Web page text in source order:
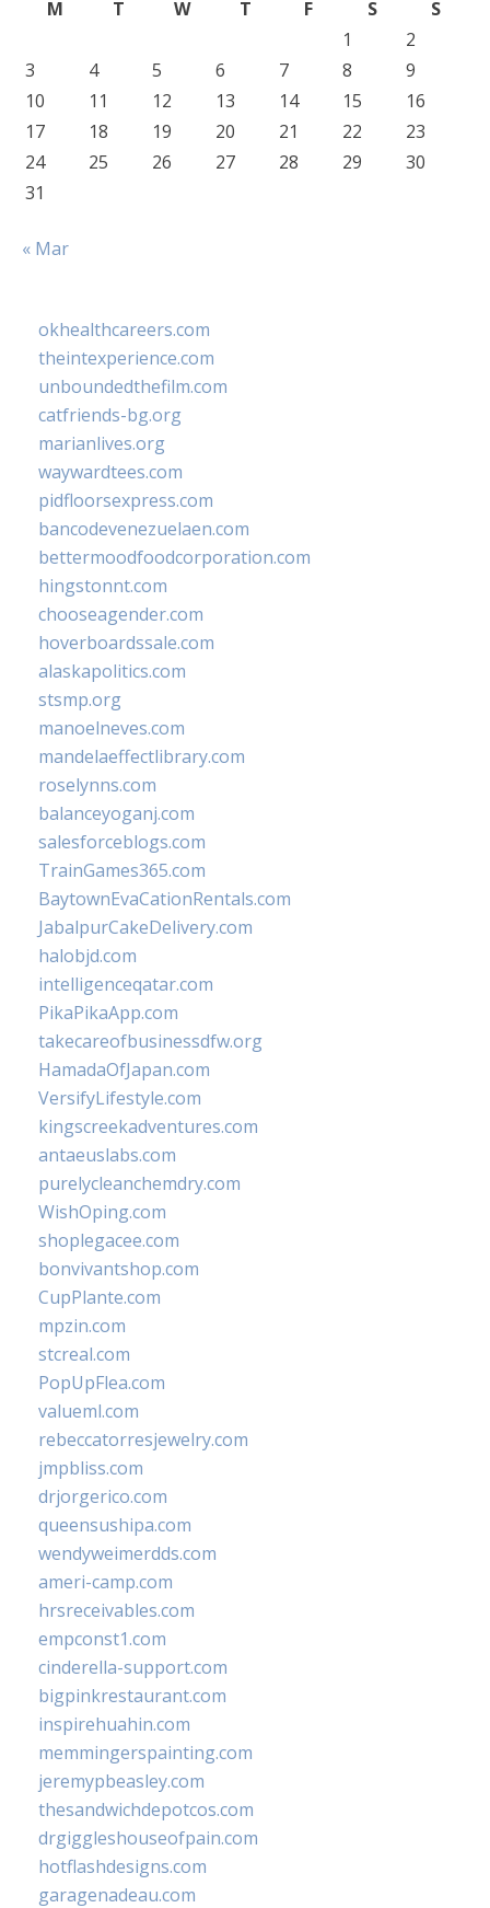
M T W T F S
S
1
2
3
4 5 6 7 8
9
10
11 12 13 14 15
16
17
18 19 20 21 22
23
24
25 26 27 28 29
30
31
« Mar
okhealthcareers.com
theintexperience.com
unboundedthefilm.com
catfriends-bg.org
marianlives.org
waywardtees.com
pidfloorsexpress.com
bancodevenezuelaen.com
bettermoodfoodcorporation.com
hingstonnt.com
chooseagender.com
hoverboardssale.com
alaskapolitics.com
stsmp.org
manoelneves.com
mandelaeffectlibrary.com
roselynns.com
balanceyoganj.com
salesforceblogs.com
TrainGames365.com
BaytownEvaCationRentals.com
JabalpurCakeDelivery.com
halobjd.com
intelligenceqatar.com
PikaPikaApp.com
takecareofbusinessdfw.org
HamadaOfJapan.com
VersifyLifestyle.com
kingscreekadventures.com
antaeuslabs.com
purelycleanchemdry.com
WishOping.com
shoplegacee.com
bonvivantshop.com
CupPlante.com
mpzin.com
stcreal.com
PopUpFlea.com
valueml.com
rebeccatorresjewelry.com
jmpbliss.com
drjorgerico.com
queensushipa.com
wendyweimerdds.com
ameri-camp.com
hrsreceivables.com
empconst1.com
cinderella-support.com
bigpinkrestaurant.com
inspirehuahin.com
memmingerspainting.com
jeremypbeasley.com
thesandwichdepotcos.com
drgiggleshouseofpain.com
hotflashdesigns.com
garagenadeau.com